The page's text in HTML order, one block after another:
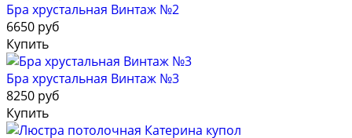
Бра хрустальная Винтаж №2
6650 руб
Купить
Бра хрустальная Винтаж №3
8250 руб
Купить